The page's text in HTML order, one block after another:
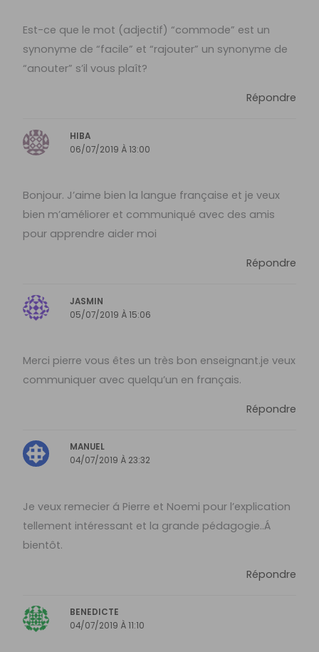
Est-ce que le mot (adjectif) “commode” est un
synonyme de “facile” et “rajouter” un synonyme de
“anouter” s’il vous plaît?
Répondre
HIBA
06/07/2019 À 13:00
Bonjour. J’aime bien la langue française et je veux
bien m’améliorer et communiqué avec des amis
pour apprendre aider moi
Répondre
JASMIN
05/07/2019 À 15:06
Merci pierre vous êtes un très bon enseignant.je veux
communiquer avec quelqu’un en français.
Répondre
MANUEL
04/07/2019 À 23:32
Je veux remecier á Pierre et Noemi pour l’explication
tellement intéressant et la grande pédagogie..Á
bientôt.
Répondre
BENEDICTE
04/07/2019 À 11:10